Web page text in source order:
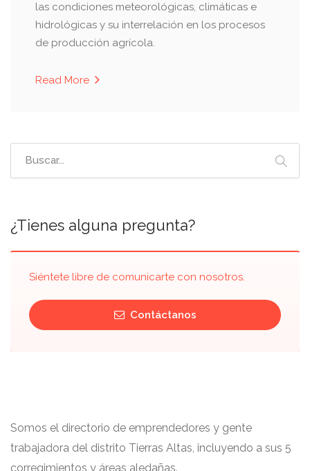
las condiciones meteorológicas, climáticas e
hidrológicas y su interrelación en los procesos
de producción agrícola.
Read More
¿Tienes alguna pregunta?
Siéntete libre de comunicarte con nosotros.
Contáctanos
Somos el directorio de emprendedores y gente
trabajadora del distrito Tierras Altas, incluyendo a sus 5
corregimientos y áreas aledañas.